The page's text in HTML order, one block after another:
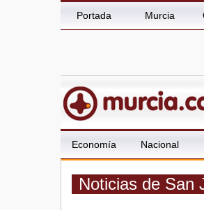
Portada Murcia
Economía Nacional
Noticias de San